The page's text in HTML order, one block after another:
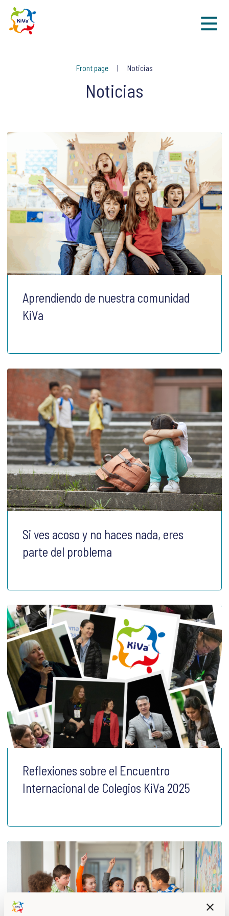
Front page Noticias
Noticias
Aprendiendo de nuestra comunidad
KiVa
Si ves acoso y no haces nada, eres
parte del problema
Reflexiones sobre el Encuentro
Internacional de Colegios KiVa 2025